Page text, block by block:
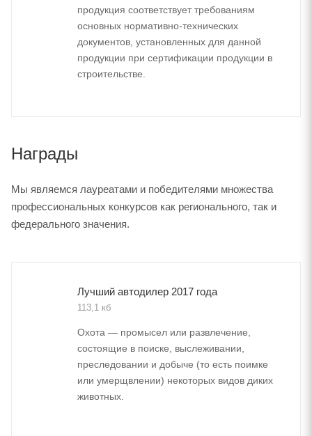
продукция соответствует требованиям
основных нормативно-технических
документов, установленных для данной
продукции при сертификации продукции в
строительстве.
Награды
Мы являемся лауреатами и победителями множества
профессиональных конкурсов как регионального, так и
федерального значения.
Лучший автодилер 2017 года
113,1 кб
Охота — промысел или развлечение,
состоящие в поиске, выслеживании,
преследовании и добыче (то есть поимке
или умерщвлении) некоторых видов диких
животных.